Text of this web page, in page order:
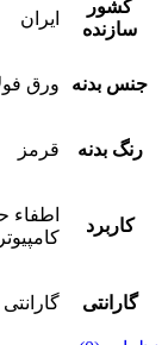
کشور
سازنده
ایران
جنس بدنه ورق فولادی 1.5
رنگ بدنه قرمز
کاربرد
اطفاء
گارانتی